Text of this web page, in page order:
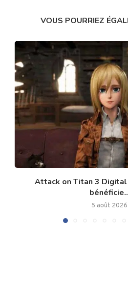
VOUS POURRIEZ
Attack on Titan 3
5 août 2026